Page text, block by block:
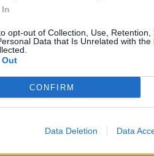
opt-out of Collection, Use,
Data that Is Unrelated with
CONFIRM
Data Deletion Data
die)
mourrais)
die)
(je mourrais)